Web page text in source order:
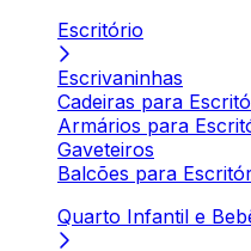
Escritório
Escrivaninhas
Cadeiras para
Armários para
Gaveteiros
Balcões para
Quarto Infantil e